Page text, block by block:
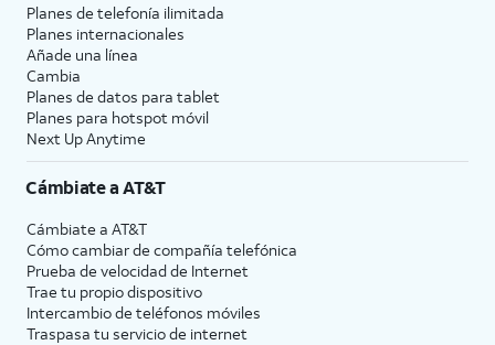
Planes de telefonía ilimitada
Planes internacionales
Añade una línea
Cambia
Planes de datos para tablet
Planes para hotspot móvil
Next Up Anytime
Cámbiate aAT&T
Cámbiate a AT&T
Cómo cambiar de compañía telefónica
Prueba de velocidad de Internet
Trae tu propio dispositivo
Intercambio de teléfonos móviles
Traspasa tu servicio de internet